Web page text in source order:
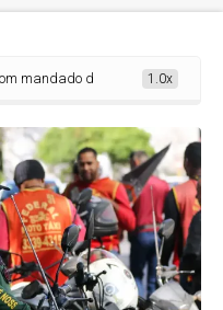
de segurança para
1.0x